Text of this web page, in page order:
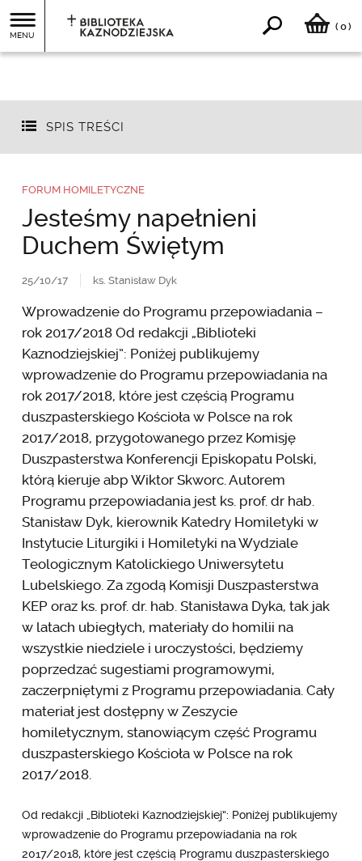
MENU
( 0)
SPIS TREŚCI
FORUM HOMILETYCZNE
Jesteśmy napełnieni
Duchem Świętym
25/10/17 ks. Stanisław Dyk
Wprowadzenie do Programu przepowiadania –
rok 2017/2018 Od redakcji „Biblioteki
Kaznodziejskiej”: Poniżej publikujemy
wprowadzenie do Programu przepowiadania na
rok 2017/2018, które jest częścią Programu
duszpasterskiego Kościoła w Polsce na rok
2017/2018, przygotowanego przez Komisję
Duszpasterstwa Konferencji Episkopatu Polski,
którą kieruje abp Wiktor Skworc. Autorem
Programu przepowiadania jest ks. prof. dr hab.
Stanisław Dyk, kierownik Katedry Homiletyki w
Instytucie Liturgiki i Homiletyki na Wydziale
Teologicznym Katolickiego Uniwersytetu
Lubelskiego. Za zgodą Komisji Duszpasterstwa
KEP oraz ks. prof. dr. hab. Stanisława Dyka, tak jak
w latach ubiegłych, materiały do homilii na
wszystkie niedziele i uroczystości, będziemy
poprzedzać sugestiami programowymi,
zaczerpniętymi z Programu przepowiadania. Cały
materiał jest dostępny w Zeszycie
homiletycznym, stanowiącym część Programu
duszpasterskiego Kościoła w Polsce na rok
2017/2018.
Od redakcji „Biblioteki Kaznodziejskiej”: Poniżej publikujemy
wprowadzenie do Programu przepowiadania na rok
2017/2018, które jest częścią Programu duszpasterskiego